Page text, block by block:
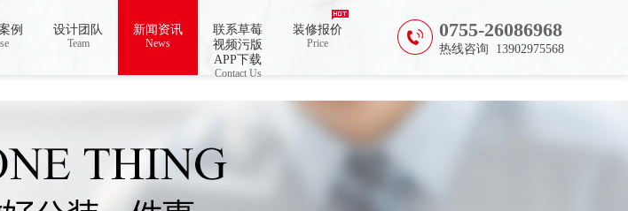
线观看,草莓视频色免费
0755-26086968
热线咨询 13902975568
例 设计团队
Team
新闻资讯
News
联系草莓
视频污版
APP下载
Contact Us
装修报价
Price